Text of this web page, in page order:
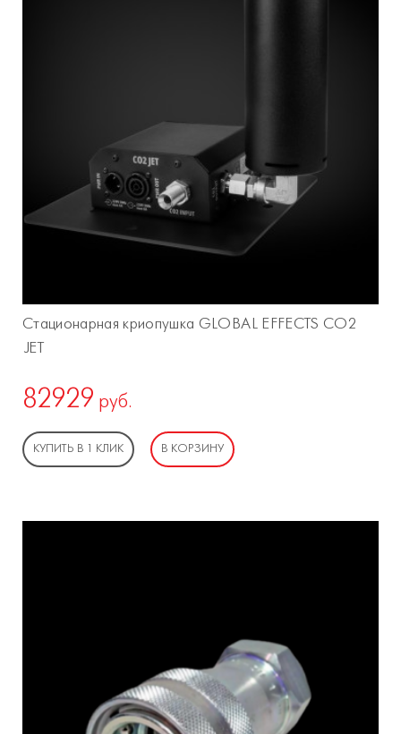
Стационарная криопушка GLOBAL EFFECTS CO2
JET
82929 руб.
КУПИТЬ В 1 КЛИК В КОРЗИНУ